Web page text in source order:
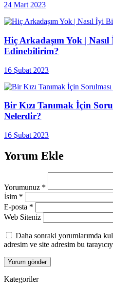
24 Mart 2023
Hiç Arkadaşım Yok |
Edinebilirim?
16 Şubat 2023
Bir Kızı Tanımak İçin
Nelerdir?
16 Şubat 2023
Yorum Ekle
Yorumunuz *
İsim *
E-posta *
Web Siteniz
Daha sonraki yorumlarımda
adresim ve site adresim bu
Kategoriler